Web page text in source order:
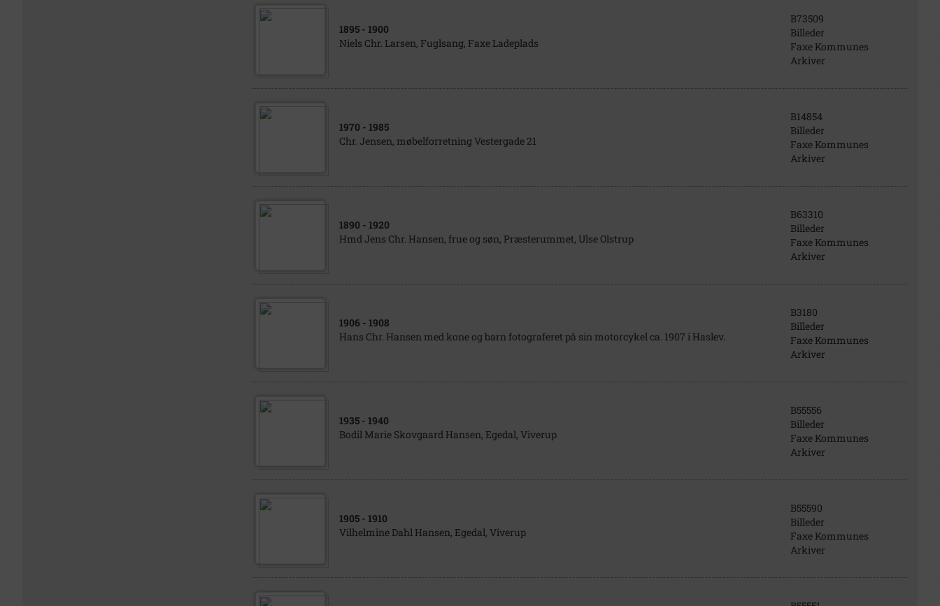
1895 - 1900
Niels Chr. Larsen, Fuglsang, Faxe Ladeplads
B73509
Billeder
Faxe Kommunes
Arkiver
1970 - 1985
Chr. Jensen, møbelforretning Vestergade 21
B14854
Billeder
Faxe Kommunes
Arkiver
1890 - 1920
Hmd Jens Chr. Hansen, frue og søn, Præsterummet, Ulse Olstrup
B63310
Billeder
Faxe Kommunes
Arkiver
1906 - 1908
Hans Chr. Hansen med kone og barn fotograferet på sin motorcykel ca. 1907 i Haslev.
B3180
Billeder
Faxe Kommunes
Arkiver
1935 - 1940
Bodil Marie Skovgaard Hansen, Egedal, Viverup
B55556
Billeder
Faxe Kommunes
Arkiver
1905 - 1910
Vilhelmine Dahl Hansen, Egedal, Viverup
B55590
Billeder
Faxe Kommunes
Arkiver